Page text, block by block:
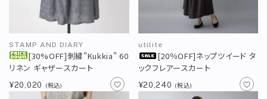
STAMP AND DIARY
[30%OFF]刺繍"Kukkia" 60
リネン ギャザースカート
¥20,020 (税込)
utilite
[20％OFF]ネップツイード タ
ックフレアースカート
¥20,240 (税込)